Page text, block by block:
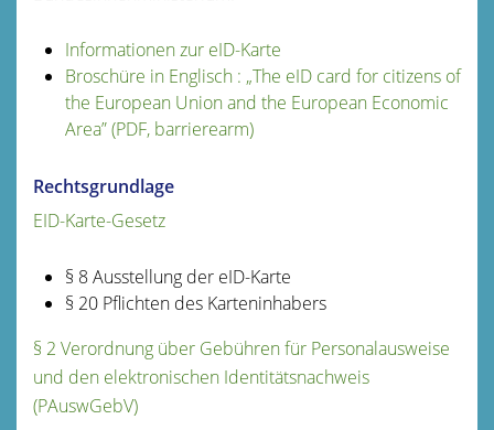
Informationen zur eID-Karte
Broschüre in Englisch : „The eID card for citizens of
the European Union and the European Economic
Area” (PDF, barrierearm)
Rechtsgrundlage
EID-Karte-Gesetz
§ 8 Ausstellung der eID-Karte
§ 20 Pflichten des Karteninhabers
§ 2 Verordnung über Gebühren für Personalausweise
und den elektronischen Identitätsnachweis
(PAuswGebV)